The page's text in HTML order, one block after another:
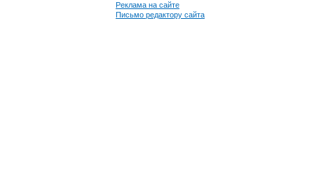
Реклама на сайте
Письмо редактору сайта